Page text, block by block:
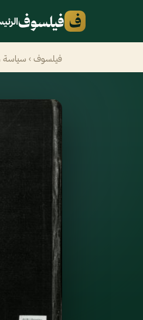
ف فيلسوف
فيلسوف › سياسة